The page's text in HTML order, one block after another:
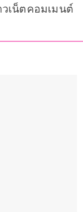
เน็ตคอมเมนต์